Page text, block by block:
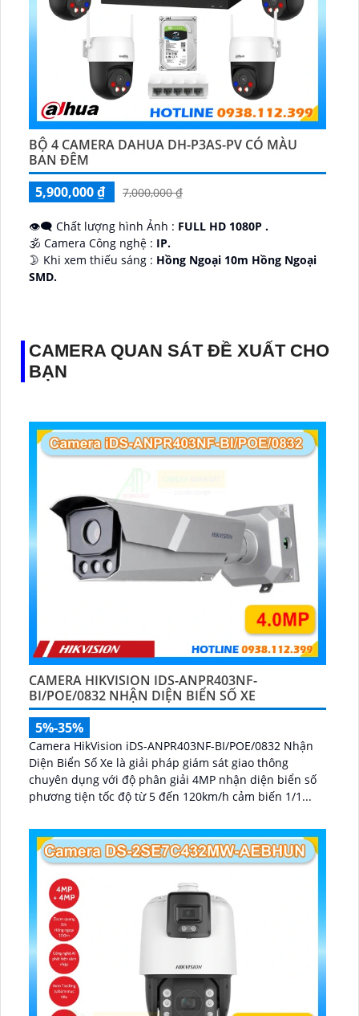
BỘ 4 CAMERA DAHUA DH-P3AS-PV CÓ MÀU
BAN ĐÊM
5,900,000 ₫
7,000,000 ₫
👁️‍🗨 Chất lượng hình Ảnh : FULL HD 1080P .
🕉️ Camera Công nghệ : IP.
🌛 Khi xem thiếu sáng : Hồng Ngoại 10m Hồng Ngoại
SMD.
CAMERA QUAN SÁT ĐỀ XUẤT CHO
BẠN
CAMERA HIKVISION IDS-ANPR403NF-
BI/POE/0832 NHẬN DIỆN BIỂN SỐ XE
5%-35%
Camera HikVision iDS-ANPR403NF-BI/POE/0832 Nhận
Diện Biển Số Xe là giải pháp giám sát giao thông
chuyên dụng với độ phân giải 4MP nhận diện biển số
phương tiện tốc độ từ 5 đến 120km/h cảm biến 1/1...